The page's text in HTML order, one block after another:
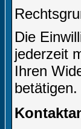
Die
jederzeit
Ihren
betätigen.